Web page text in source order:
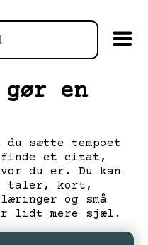
en
du sætte tempoet
finde et citat,
du er. Du kan
taler, kort,
og små
lidt mere sjæl.